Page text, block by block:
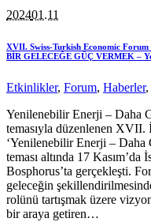
202401.11
XVII. Swiss-Turkish Economic
BİR GELECEĞE GÜÇ VERMEK –
Etkinlikler, Forum, Haberler,
Yenilenebilir Enerji – Daha
temasıyla düzenlenen
‘Yenilenebilir Enerji – Daha
teması altında 17
Bosphorus’ta gerçekleşti.
geleceğin
rolünü tartışmak üzere
bir araya getiren…